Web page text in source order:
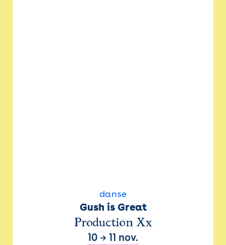
danse
Gush is Great
Production Xx
10 → 11 nov.